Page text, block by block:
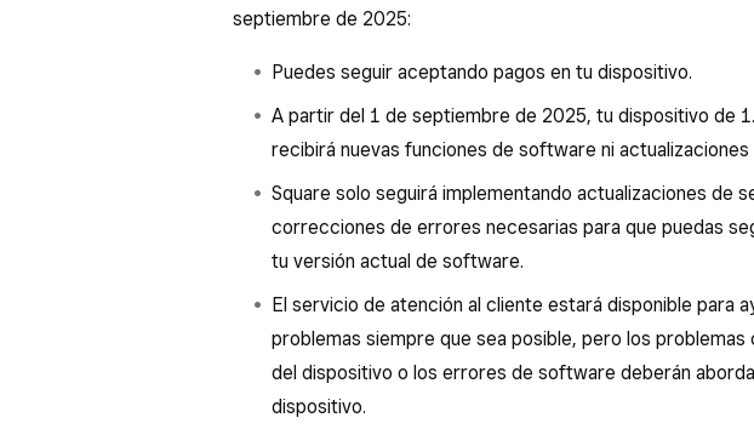
septiembre de 2025:
Puedes seguir aceptando pagos en tu dispositivo.
A partir del 1 de septiembre de 2025, tu dispositivo de
recibirá nuevas funciones de software ni actualizaciones
Square solo seguirá implementando actualizaciones de
correcciones de errores necesarias para que puedas
tu versión actual de software.
El servicio de atención al cliente estará disponible para
problemas siempre que sea posible, pero los problemas
del dispositivo o los errores de software deberán
dispositivo.